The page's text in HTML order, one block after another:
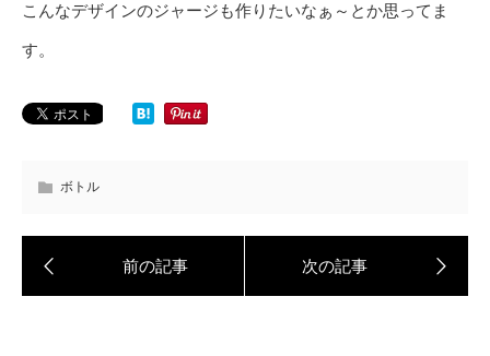
こんなデザインのジャージも作りたいなぁ～とか思ってま
す。
ボトル